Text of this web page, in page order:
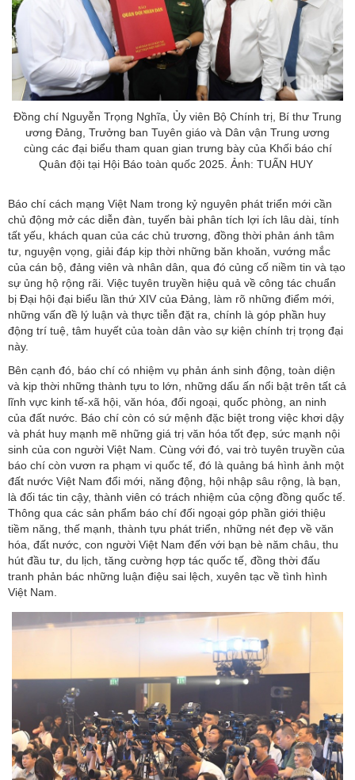
Đồng chí Nguyễn Trọng Nghĩa, Ủy viên Bộ Chính trị, Bí thư Trung
ương Đảng, Trưởng ban Tuyên giáo và Dân vận Trung ương
cùng các đại biểu tham quan gian trưng bày của Khối báo chí
Quân đội tại Hội Báo toàn quốc 2025. Ảnh: TUẤN HUY
Báo chí cách mạng Việt Nam trong kỷ nguyên phát triển mới cần
chủ động mở các diễn đàn, tuyến bài phân tích lợi ích lâu dài, tính
tất yếu, khách quan của các chủ trương, đồng thời phản ánh tâm
tư, nguyện vọng, giải đáp kịp thời những băn khoăn, vướng mắc
của cán bộ, đảng viên và nhân dân, qua đó củng cố niềm tin và tạo
sự ủng hộ rộng rãi. Việc tuyên truyền hiệu quả về công tác chuẩn
bị Đại hội đại biểu lần thứ XIV của Đảng, làm rõ những điểm mới,
những vấn đề lý luận và thực tiễn đặt ra, chính là góp phần huy
động trí tuệ, tâm huyết của toàn dân vào sự kiện chính trị trọng đại
này.
Bên cạnh đó, báo chí có nhiệm vụ phản ánh sinh động, toàn diện
và kịp thời những thành tựu to lớn, những dấu ấn nổi bật trên tất cả
lĩnh vực kinh tế-xã hội, văn hóa, đối ngoại, quốc phòng, an ninh
của đất nước. Báo chí còn có sứ mệnh đặc biệt trong việc khơi dậy
và phát huy mạnh mẽ những giá trị văn hóa tốt đẹp, sức mạnh nội
sinh của con người Việt Nam. Cùng với đó, vai trò tuyên truyền của
báo chí còn vươn ra phạm vi quốc tế, đó là quảng bá hình ảnh một
đất nước Việt Nam đổi mới, năng động, hội nhập sâu rộng, là bạn,
là đối tác tin cậy, thành viên có trách nhiệm của cộng đồng quốc tế.
Thông qua các sản phẩm báo chí đối ngoại góp phần giới thiệu
tiềm năng, thế mạnh, thành tựu phát triển, những nét đẹp về văn
hóa, đất nước, con người Việt Nam đến với bạn bè năm châu, thu
hút đầu tư, du lịch, tăng cường hợp tác quốc tế, đồng thời đấu
tranh phản bác những luận điệu sai lệch, xuyên tạc về tình hình
Việt Nam.